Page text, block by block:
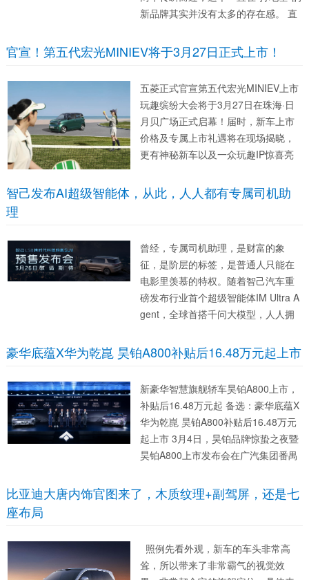
新品牌其实并没有太多的存在感。 直
一整晚。就像过去奇瑞的发布会总能
赶上“聚财”的雨夜一样，这次连FREE
官宣！第五代宏光MINIEV将于3月27日正式上市！
五菱正式官宣第五代宏光MINIEV上市
玩趣缤纷大会将于3月27日在珠海·日
月贝广场正式启幕！届时，新车上市
价格及专属上市礼遇将在现场揭晓，
更有神秘新车以及一众玩趣IP惊喜亮
典！ 作为宏光MINIEV家族的全新力
作，第五代宏光MINIEV在延续家...
智己发布AI超级智能体，从此，人人都有专属司机助
理
曾经，专属司机助理，是财富的象
征，是阶层的标签，是普通人只能在
电影里羡慕的特权。随着智己汽车重
磅发布行业首个超级智能体IM Ultra A
gent，全球首搭千问大模型，人人拥
式到来。 同时，智己汽车官宣，跨时
代科技旗舰SUV——智己LS8，将于3
豪华底蕴X华为乾崑 昊铂A800补贴后16.48万元起上市
新豪华智慧旗舰轿车昊铂A800上市，
补贴后16.48万元起 备选：豪华底蕴X
华为乾崑 昊铂A800补贴后16.48万元
起上市 3月4日，昊铂品牌惊蛰之夜暨
昊铂A800上市发布会在广汽集团番禺
——新豪华智慧旗舰轿车昊铂A800正
式上市，广汽集团总经理閤先庆携团
比亚迪大唐内饰官图来了，木质纹理+副驾屏，还是七
座布局
照例先看外观，新车的车头非常高
耸，所以带来了非常霸气的视觉效